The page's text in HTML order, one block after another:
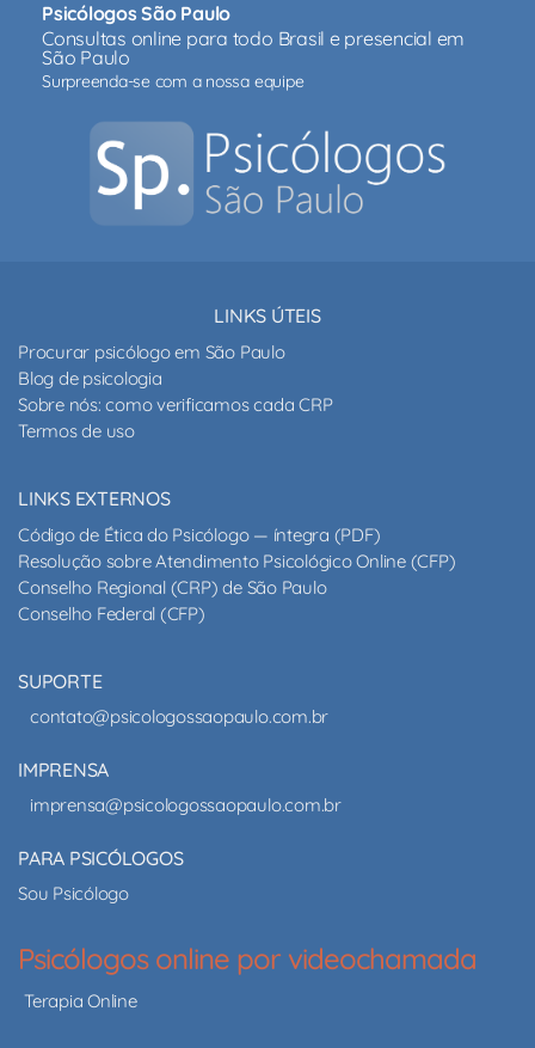
Psicólogos São Paulo
Consultas online para todo Brasil e presencial em
São Paulo
Surpreenda-se com a nossa equipe
LINKS ÚTEIS
Procurar psicólogo em São Paulo
Blog de psicologia
Sobre nós: como verificamos cada CRP
Termos de uso
LINKS EXTERNOS
Código de Ética do Psicólogo — íntegra (PDF)
Resolução sobre Atendimento Psicológico Online (CFP)
Conselho Regional (CRP) de São Paulo
Conselho Federal (CFP)
SUPORTE
contato@psicologossaopaulo.com.br
IMPRENSA
imprensa@psicologossaopaulo.com.br
PARA PSICÓLOGOS
Sou Psicólogo
Psicólogos online por videochamada
Terapia Online